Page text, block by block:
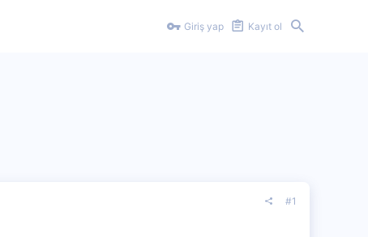
Giriş yap Kayıt ol
#1